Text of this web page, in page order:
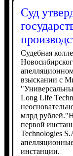
Суд
Судебная
взыскании с
Long Life
млрд
первой
Technologies
инстанции.